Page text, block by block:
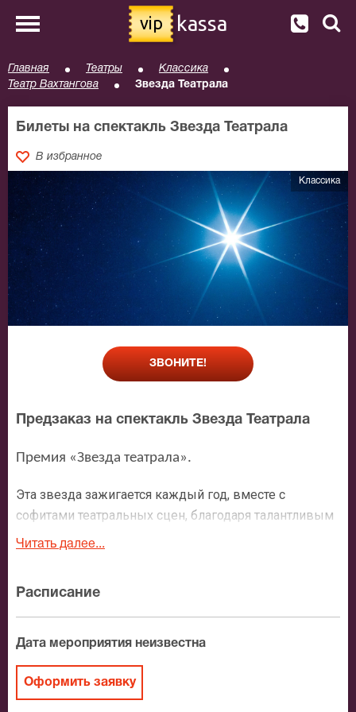
vip kassa
Главная Театры
Классика
Театр Вахтангова
Звезда Театрала
Билеты на спектакль Звезда Театрала
В избранное
Классика
ЗВОНИТЕ!
Предзаказ на спектакль Звезда Театрала
Премия «Звезда театрала».
Эта звезда зажигается каждый год, вместе с
софитами театральных сцен, благодаря талантливым
создателям спектаклей и блистательно играющим
важным голосом в онлайн-голосовании, влияющим
на победу самых достойных претендентов. «Звезда
театрала» - премия зрительских симпатий, которая в
лауреатов.
Читать далее...
Расписание
Дата мероприятия неизвестна
Оформить заявку